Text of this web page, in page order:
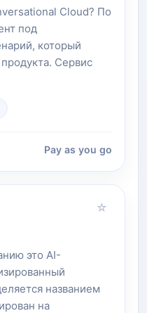
Cloud? По
под
который
Сервис
Pay as you go
☆
это AI-
названием
на